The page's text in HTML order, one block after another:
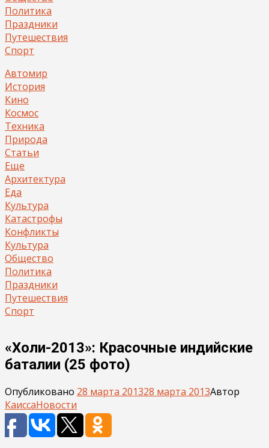
Политика
Праздники
Путешествия
Спорт
Автомир
История
Кино
Космос
Техника
Природа
Статьи
Еще
Архитектура
Еда
Культура
Катастрофы
Конфликты
Культура
Общество
Политика
Праздники
Путешествия
Спорт
«Холи-2013»: Красочные индийские
баталии (25 фото)
Опубликовано 28 марта 201328 марта 2013Автор
КаиссаНовости